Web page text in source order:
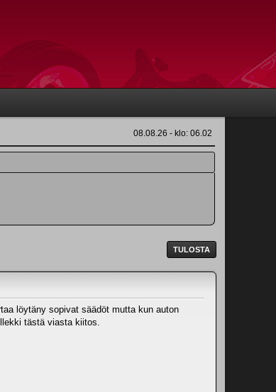
08.08.26 - klo: 06.02
TULOSTA
löytäny sopivat säädöt mutta kun auton
tästä viasta kiitos.